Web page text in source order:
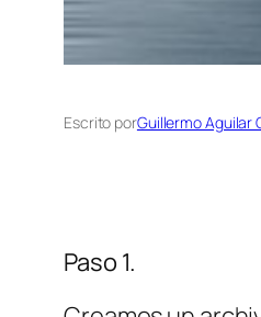
Escrito porGuillermo Aguilar
Paso 1.